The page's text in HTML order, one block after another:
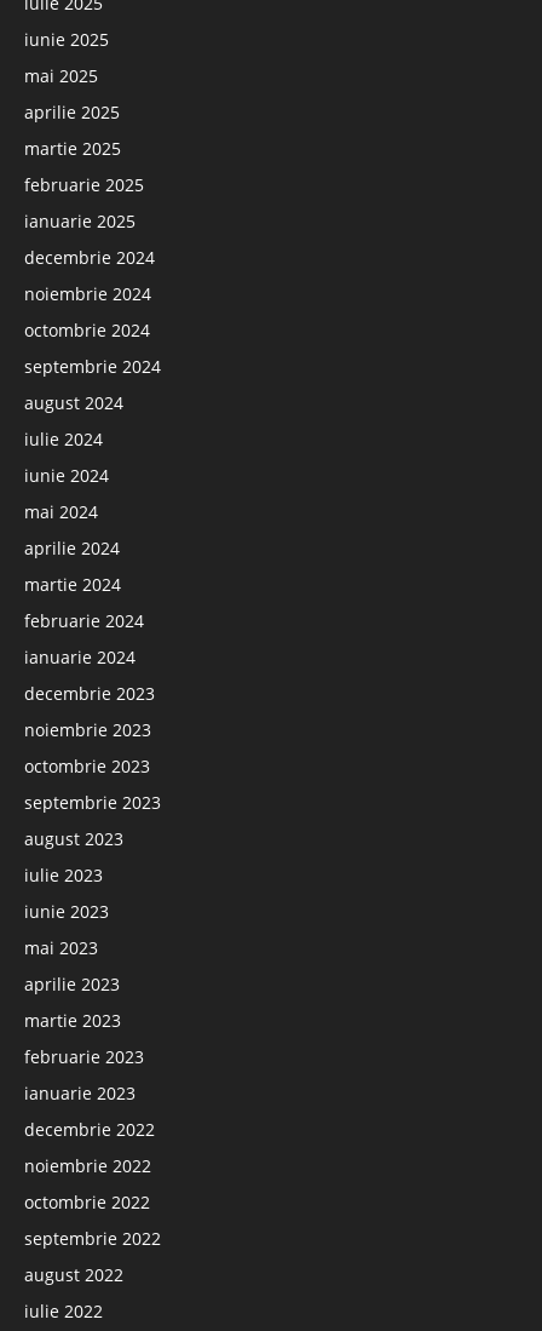
iunie 2025
mai 2025
aprilie 2025
martie 2025
februarie 2025
ianuarie 2025
decembrie 2024
noiembrie 2024
octombrie 2024
septembrie 2024
august 2024
iulie 2024
iunie 2024
mai 2024
aprilie 2024
martie 2024
februarie 2024
ianuarie 2024
decembrie 2023
noiembrie 2023
octombrie 2023
septembrie 2023
august 2023
iulie 2023
iunie 2023
mai 2023
aprilie 2023
martie 2023
februarie 2023
ianuarie 2023
decembrie 2022
noiembrie 2022
octombrie 2022
septembrie 2022
august 2022
iulie 2022